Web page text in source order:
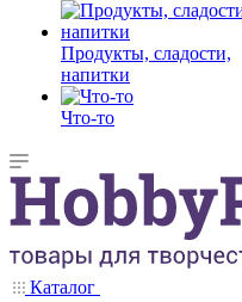
Продукты, сладости,
напитки
Что-то
Каталог